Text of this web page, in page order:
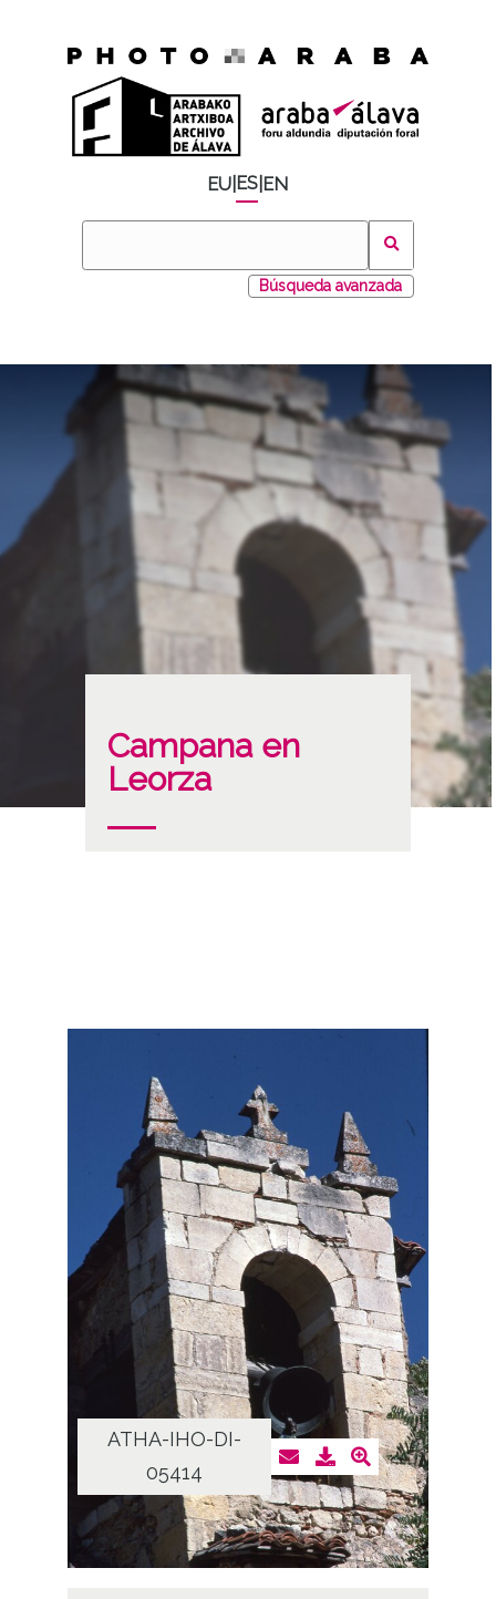
EU ES EN
Búsqueda avanzada
Campana en
Leorza
ATHA-IHO-DI-
05414